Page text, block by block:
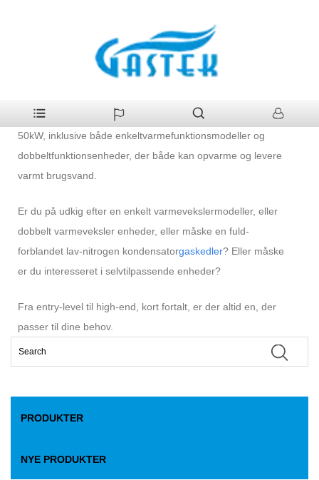
Vi fremstiller boliger gas vægmonterede kedler
fra 16kW til
50kW, inklusive både enkeltvarmefunktionsmodeller og
dobbeltfunktionsenheder, der både kan opvarme og levere
varmt brugsvand.
Er du på udkig efter en enkelt varmevekslermodeller, eller
dobbelt varmeveksler enheder, eller måske en fuld-
forblandet lav-nitrogen kondensatorgaskedler? Eller måske
er du interesseret i selvtilpassende enheder?
Fra entry-level til high-end, kort fortalt, er der altid en, der
passer til dine behov.
PRODUKTER
NYE PRODUKTER